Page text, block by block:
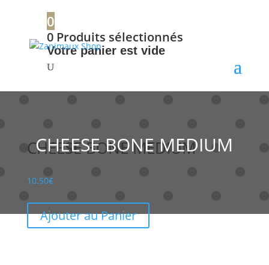
0
0 Produits sélectionnés
Votre panier est vide
CHEESE BONE MEDIUM
CHEESE BONE MEDIUM
10.50€
Ajouter au Panier